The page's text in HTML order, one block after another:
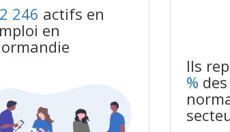
246 actifs en
en
Ils
%